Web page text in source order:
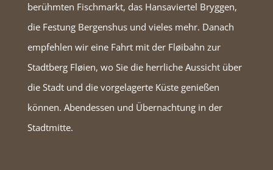
berühmten Fischmarkt, das Hansaviertel Bryggen,
die Festung Bergenshus und vieles mehr. Danach
empfehlen wir eine Fahrt mit der Fløibahn zur
Stadtberg Fløien, wo Sie die herrliche Aussicht über
die Stadt und die vorgelagerte Küste genießen
können. Abendessen und Übernachtung in der
Stadtmitte.